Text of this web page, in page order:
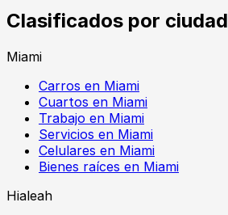
Clasificados por ciudad
Miami
Carros en Miami
Cuartos en Miami
Trabajo en Miami
Servicios en Miami
Celulares en Miami
Bienes raíces en Miami
Hialeah